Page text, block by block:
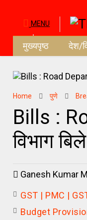
MENU
मुख्यपृष्ठ देश/
Home पुणे
Bills :
विभाग
Ganesh Kumar
GST | PMC |
Budget Provision